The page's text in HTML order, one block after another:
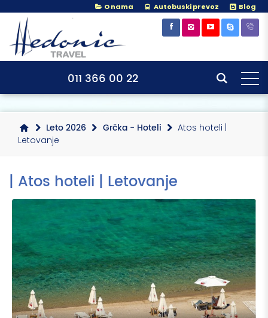
O nama Autobuski prevoz Blog
011 366 00 22
Leto 2026 Grčka - Hoteli
Atos hoteli |
Letovanje
| Atos hoteli | Letovanje
×
×